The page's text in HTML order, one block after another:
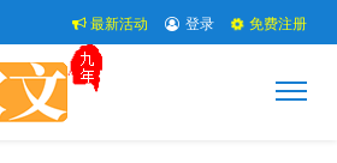
最新活动 登录 免费注册